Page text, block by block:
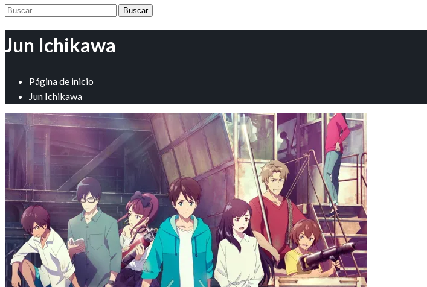
Buscar:
Jun Ichikawa
Página de inicio
Jun Ichikawa